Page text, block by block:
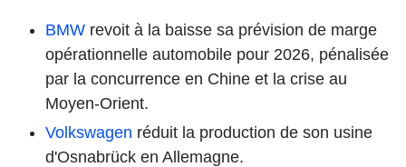
BMW revoit à la baisse sa prévision de marge
opérationnelle automobile pour 2026, pénalisée
par la concurrence en Chine et la crise au
Moyen-Orient.
Volkswagen réduit la production de son usine
d'Osnabrück en Allemagne.